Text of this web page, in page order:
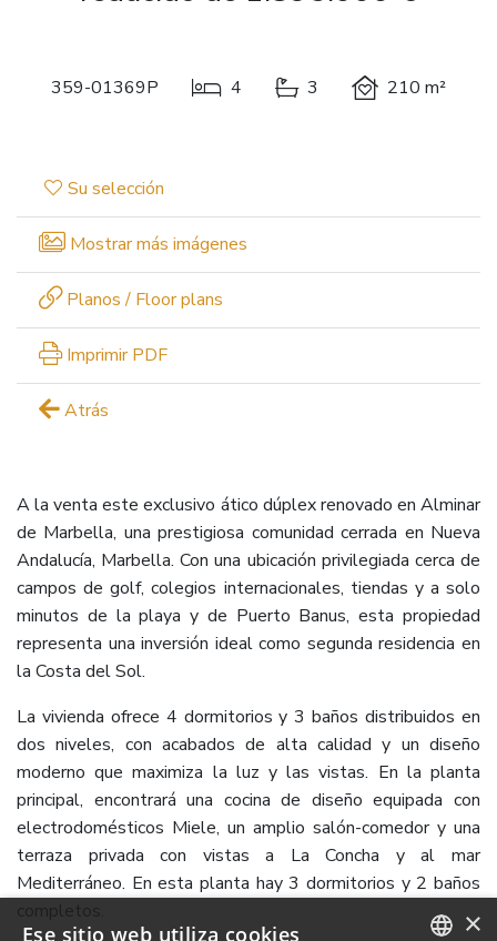
359-01369P 4 3 210 m²
A la venta este exclusivo ático dúplex renovado en Alminar
de Marbella, una prestigiosa comunidad cerrada en Nueva
Andalucía, Marbella. Con una ubicación privilegiada cerca de
campos de golf, colegios internacionales, tiendas y a solo
minutos de la playa y de Puerto Banus, esta propiedad
representa una inversión ideal como segunda residencia en
la Costa del Sol.
La vivienda ofrece 4 dormitorios y 3 baños distribuidos en
dos niveles, con acabados de alta calidad y un diseño
moderno que maximiza la luz y las vistas. En la planta
principal, encontrará una cocina de diseño equipada con
electrodomésticos Miele, un amplio salón-comedor y una
terraza privada con vistas a La Concha y al mar
Mediterráneo. En esta planta hay 3 dormitorios y 2 baños
Su selección
Mostrar más imágenes
Planos / Floor plans
Imprimir PDF
Atrás
×
Ese sitio web utiliza cookies